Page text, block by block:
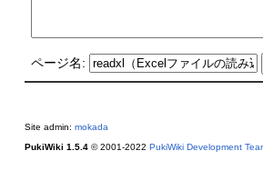
ページ名:
Site admin: mokada
PukiWiki 1.5.4© 2001-2022 PukiWiki Development